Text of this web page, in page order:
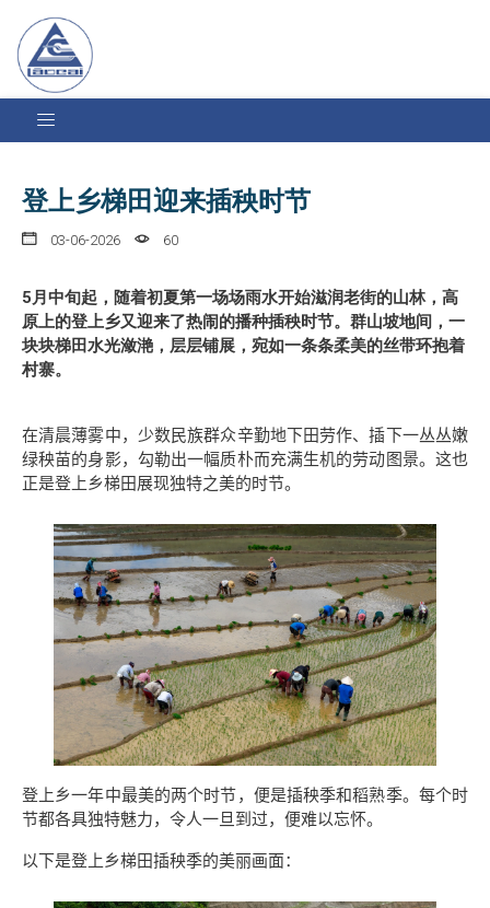
登上乡梯田迎来插秧时节
03-06-2026 60
5月中旬起，随着初夏第一场场雨水开始滋润老街的山林，高
原上的登上乡又迎来了热闹的播种插秧时节。群山坡地间，一
块块梯田水光潋滟，层层铺展，宛如一条条柔美的丝带环抱着
村寨。
在清晨薄雾中，少数民族群众辛勤地下田劳作、插下一丛丛嫩
绿秧苗的身影，勾勒出一幅质朴而充满生机的劳动图景。这也
正是登上乡梯田展现独特之美的时节。
登上乡一年中最美的两个时节，便是插秧季和稻熟季。每个时
节都各具独特魅力，令人一旦到过，便难以忘怀。
以下是登上乡梯田插秧季的美丽画面：